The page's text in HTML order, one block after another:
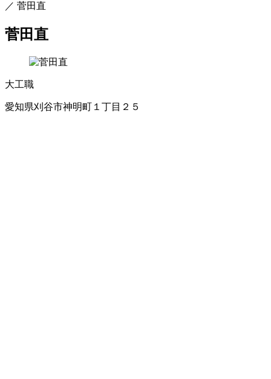
／ 菅田直
菅田直
大工職
愛知県刈谷市神明町１丁目２５